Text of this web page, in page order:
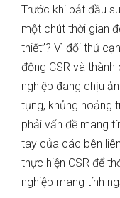
Trước khi bắt đầu
một chút thời gian
thiết”? Vì đối thủ
động CSR và
nghiệp đang chịu
tụng, khủng hoảng
phải vấn đề mang
tay của các bên
thực hiện CSR để
nghiệp mang tính